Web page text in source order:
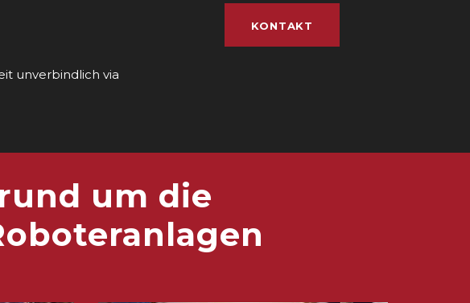
unverbindlich via
KONTAKT
um die